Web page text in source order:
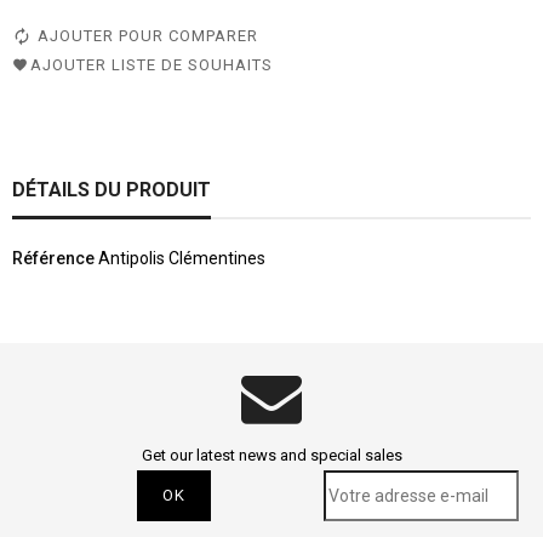
AJOUTER POUR COMPARER
AJOUTER LISTE DE SOUHAITS
DÉTAILS DU PRODUIT
RéférenceAntipolis Clémentines
Get our latest news and special sales